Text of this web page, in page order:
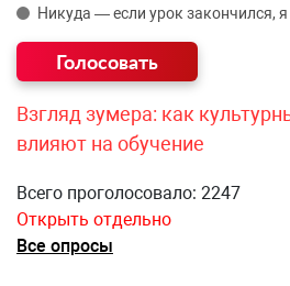
Никуда — если урок закончился,
Взгляд зумера: как
влияют на обучение
Всего проголосовало: 2247
Открыть отдельно
Все опросы